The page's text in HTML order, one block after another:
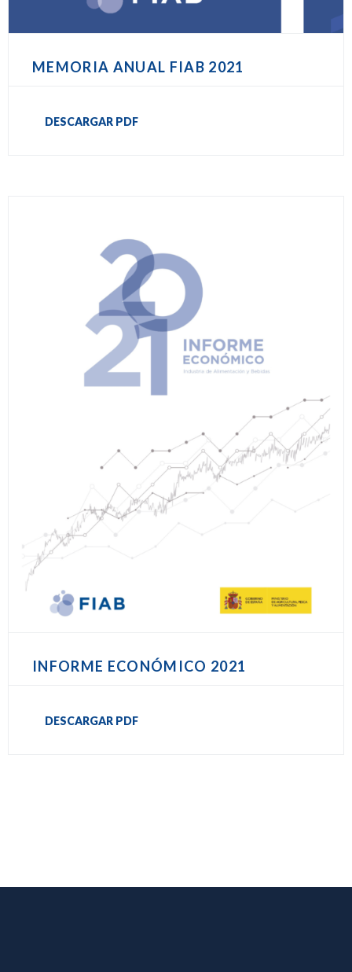
MEMORIA ANUAL FIAB 2021
DESCARGAR PDF
INFORME ECONÓMICO 2021
DESCARGAR PDF